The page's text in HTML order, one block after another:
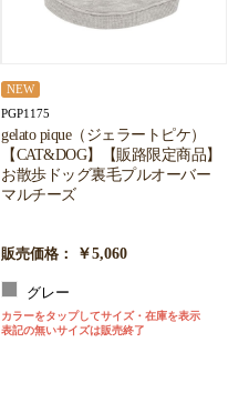
NEW
PGP1175
gelato pique（ジェラートピケ）
【CAT&DOG】【販路限定商品】
お散歩ドッグ裏毛プルオーバー
マルチーズ
販売価格： ￥5,060
グレー
カラーをタップしてサイズ・在庫を表示
表記の無いサイズは販売終了